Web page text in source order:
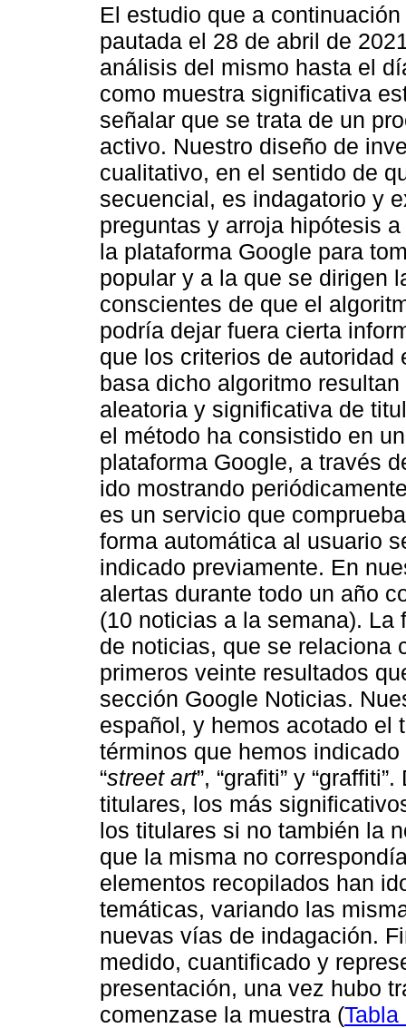
El estudio que a
pautada el 28 de abril de
análisis del mismo hasta el
como muestra significativa
señalar que se trata de un
activo. Nuestro diseño de
cualitativo, en el sentido de
secuencial, es indagatorio y
preguntas y arroja hipótesis
la plataforma Google para
popular y a la que se dirigen
conscientes de que el
podría dejar fuera cierta
que los criterios de
basa dicho algoritmo
aleatoria y significativa de
el método ha consistido en
plataforma Google, a través
ido mostrando
es un servicio que
forma automática al usuario
indicado previamente. En
alertas durante todo un año
(10 noticias a la semana).
de noticias, que se relaciona
primeros veinte resultados
sección Google Noticias.
español, y hemos acotado el
términos que hemos indicado
“street art”, “grafiti” y
titulares, los más
los titulares si no también la
que la misma no
elementos recopilados han
temáticas, variando las
nuevas vías de indagación.
medido, cuantificado y
presentación, una vez hubo
comenzase la muestra (Tabla